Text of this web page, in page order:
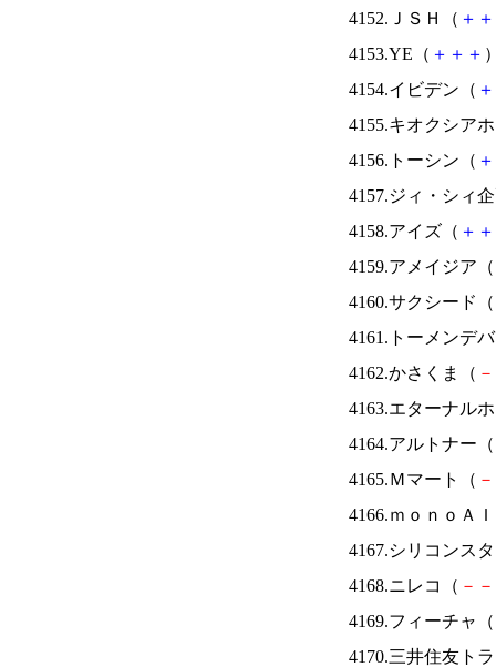
4152.ＪＳＨ（ ＋ ＋
4153.YE（ ＋ ＋ ＋
4154.イビデン（ ＋
4155.キオクシア
4156.トーシン（ ＋
4157.ジィ・シィ
4158.アイズ（ ＋ ＋
4159.アメイジア（
4160.サクシード（
4161.トーメンデ
4162.かさくま（ －
4163.エターナル
4164.アルトナー（
4165.Ｍマート（ －
4166.ｍｏｎｏＡ
4167.シリコンス
4168.ニレコ（ － －
4169.フィーチャ（
4170.三井住友ト